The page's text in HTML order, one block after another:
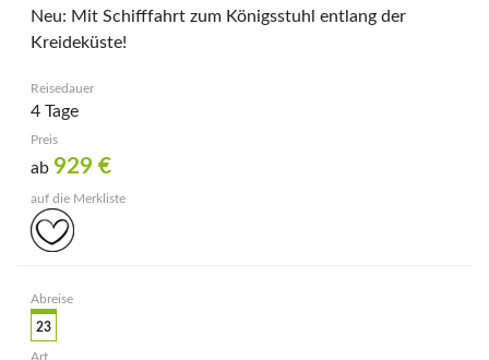
Neu: Mit Schifffahrt zum Königsstuhl entlang der
Kreideküste!
4 Tage
ab 929 €
23